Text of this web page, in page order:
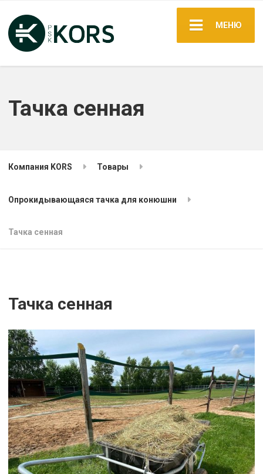
МЕНЮ
Тачка сенная
Компания KORS Товары
Опрокидывающаяся тачка для конюшни
Тачка сенная
Тачка сенная